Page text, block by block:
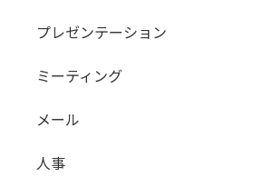
プレゼンテーション
ミーティング
メール
人事